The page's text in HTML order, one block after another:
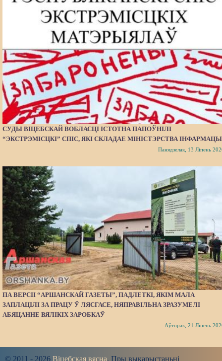
СУДЫ ВІЦЕБСКАЙ ВОБЛАСЦІ ІСТОТНА ПАПОЎНІЛІ
“ЭКСТРЭМІСЦКІ” СПІС, ЯКІ СКЛАДАЕ МІНІСТЭРСТВА
Панядзелак, 13 Ліпень
ПА ВЕРСІІ “АРШАНСКАЙ ГАЗЕТЫ”, ПАДЛЕТКІ, ЯКІМ МАЛА
ЗАПЛАЦІЛІ ЗА ПРАЦУ Ў ЛЯСГАСЕ, НЯПРАВІЛЬНА ЗРАЗУМЕЛІ
АБЯЦАННЕ ВЯЛІКІХ ЗАРОБКАЎ
Аўторак, 21 Ліпень
© 2011 - 2026 Віцебская вясна. Пры выкарыстаньні